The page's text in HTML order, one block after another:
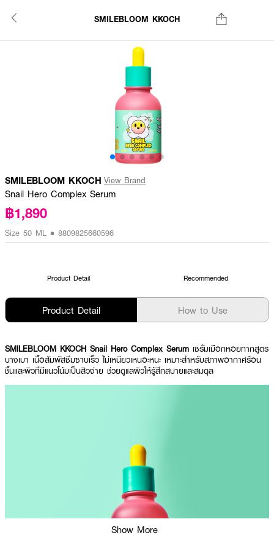
SMILEBLOOM KKOCH
SMILEBLOOM KKOCH View Brand
Snail Hero Complex Serum
฿1,890
Size 50 ML • 8809825660596
Product Detail Recommended
Product Detail How to Use
SMILEBLOOM KKOCH Snail Hero Complex Serum เซรั่มเมือกหอยทากสูตร
บางเบา เนื้อสัมผัสซึมซาบเร็ว ไม่เหนียวเหนอะหนะ เหมาะสำหรับสภาพอากาศร้อน
ชื้นและผิวที่มีแนวโน้มเป็นสิวง่าย ช่วยดูแลผิวให้รู้สึกสบายและสมดุล
Show More